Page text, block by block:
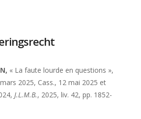
, « La faute lourde en questions »,
2025, Cass., 12 mai 2025 et
J.L.M.B., 2025, liv. 42, pp. 1852-